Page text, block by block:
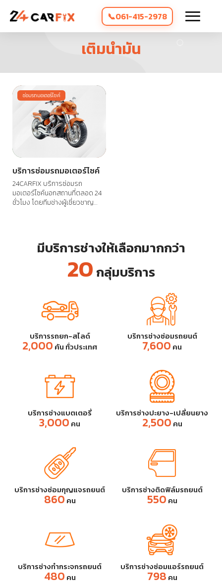
061-415-2978
เติมน้ำมัน
ซ่อมรถมอเตอร์ไซค์
บริการซ่อมรถมอเตอร์ไซค์
24CARFIX บริการซ่อมรถ
มอเตอร์ไซค์นอกสถานที่ตลอด 24
ชั่วโมง โดยทีมช่างผู้เชี่ยวชาญ
มุ่งมั่นให้คุณได้รับความช่วยเหลือ
อย่างรวดเร็ว ปลอดภัย และมั่นใจ
มีบริการช่างให้เลือกมากกว่า
20 กลุ่มบริการ
บริการรถยก-สไลด์
2,000 คัน ทั่วประเทศ
บริการช่างซ่อมรถยนต์
7,600 คน
บริการช่างแบตเตอรี่
3,000 คน
บริการช่างปะยาง-เปลี่ยนยาง
2,500 คน
บริการช่างซ่อมกุญแจรถยนต์
860คน
บริการช่างติดฟิล์มรถยนต์
550 คน
บริการช่างทำกระจกรถยนต์
480 คน
บริการช่างซ่อมแอร์รถยนต์
798 คน